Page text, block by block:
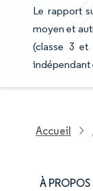
Le rapport
moyen et
(classe 3 et
indépendant
Accueil
À